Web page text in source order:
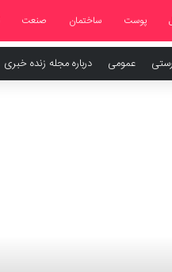
پوست ساختمان صنعت
عمومی درباره مجله زنده خبری